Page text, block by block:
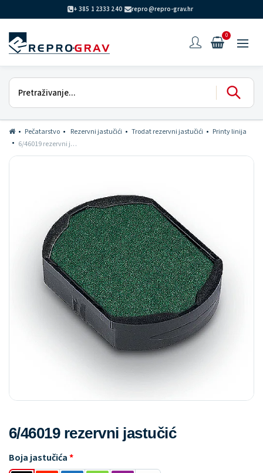
+ 385 1 2333 240 repro@repro-grav.hr
0
Pečatarstvo Rezervni jastučići Trodat rezervni jastučići
Printy linija
6/46019 rezervni jastučić
6/46019 rezervni jastučić
Boja jastučića